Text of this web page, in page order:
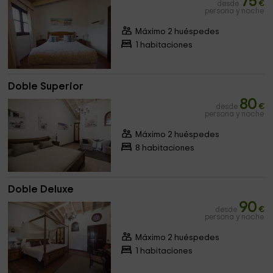
desde
€
persona y noche
Máximo 2 huéspedes
1 habitaciones
Doble Superior
desde 80 €
persona y noche
Máximo 2 huéspedes
8 habitaciones
Doble Deluxe
desde 90 €
persona y noche
Máximo 2 huéspedes
1 habitaciones